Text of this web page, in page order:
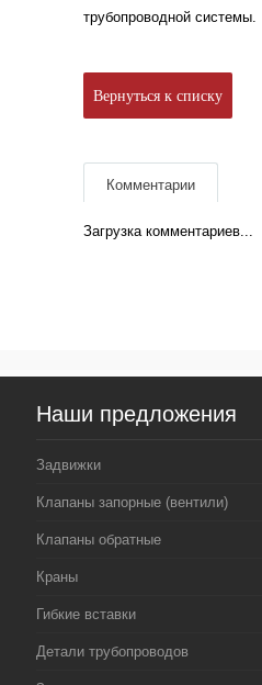
трубопроводной системы.
Вернуться к списку
Комментарии
Загрузка комментариев...
Наши предложения
Задвижки
Клапаны запорные (вентили)
Клапаны обратные
Краны
Гибкие вставки
Детали трубопроводов